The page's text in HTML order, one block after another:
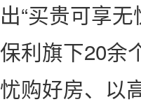
出“买贵可享
保利旗下20余
忧购好房、以